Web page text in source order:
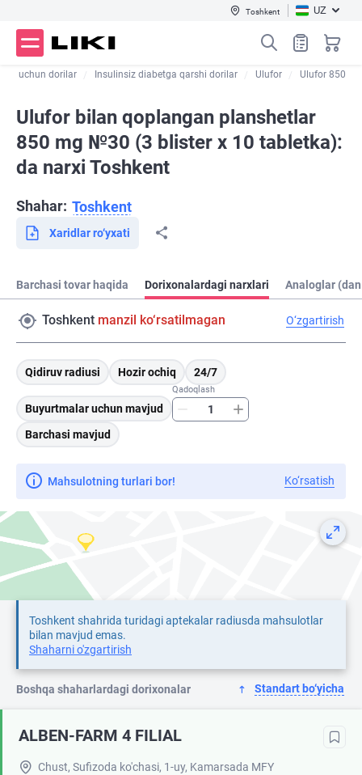
Toshkent UZ
uchun dorilar Insulinsiz diabetga qarshi dorilar Ulufor Ulufor 850
Ulufor bilan qoplangan planshetlar
850 mg №30 (3 blister х 10 tabletka):
da narxi Toshkent
Shahar: Toshkent
Xaridlar ro‘yxati
Barchasi tovar haqida Dorixonalardagi narxlari Analoglar
Toshkent manzil ko‘rsatilmagan O‘zgartirish
Qidiruv radiusi Hozir ochiq 24/7
Buyurtmalar uchun mavjud
Qadoqlash
Barchasi mavjud
Mahsulotning turlari bor! Ko‘rsatish
Toshkent shahrida turidagi aptekalar radiusda mahsulotlar
bilan mavjud emas.
Shaharni o'zgartirish
Boshqa shaharlardagi dorixonalar Standart bo‘yicha
ALBEN-FARM 4 FILIAL
Chust, Sufizoda ko'chasi, 1-uy, Kamarsada MFY